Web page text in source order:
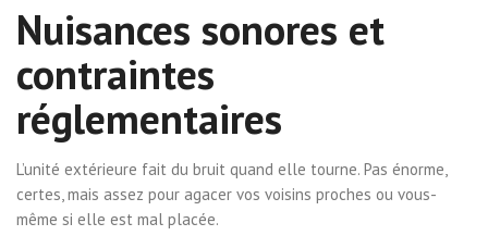
Nuisances sonores et
contraintes
réglementaires
L’unité extérieure fait du bruit quand elle tourne. Pas énorme,
certes, mais assez pour agacer vos voisins proches ou vous-
même si elle est mal placée.